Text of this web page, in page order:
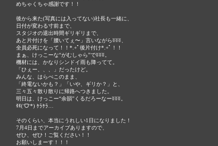
めちゃくちゃ感謝です！！
後から来た(写真には入ってない)社長も一緒に、
日付が変わる寸前まで、
スタジオの退出時間ギリギリまで、
あと片付けを「腰いてぇ〜」言いながらʬʬʬ、
全員必死になって！！*.+ﾟ後片付け*.+ﾟ！！
まぁ、けっこーな“がむしゃら”でʬʬʬ。
機材には、かなりシンドイ雨も降ってて。
「ひぇー、、、」だったけど。
みんな、はらぺこのまま、
「終電ないかも？」「いや、ギリか？」と、
三々五々散り散りに帰路へつきました。
明日は、けっこー“余韻”くるだろーなーʬʬʬ。
ꉂꉂ(ᵔᗜᵔ*) ｹﾗｹﾗ…
そのくらい、本当にうれしい1日になりました！
7月4日までアーカイブありますので、
ぜひ、ぜひ！ご覧ください！！
お願いしまーす！！！